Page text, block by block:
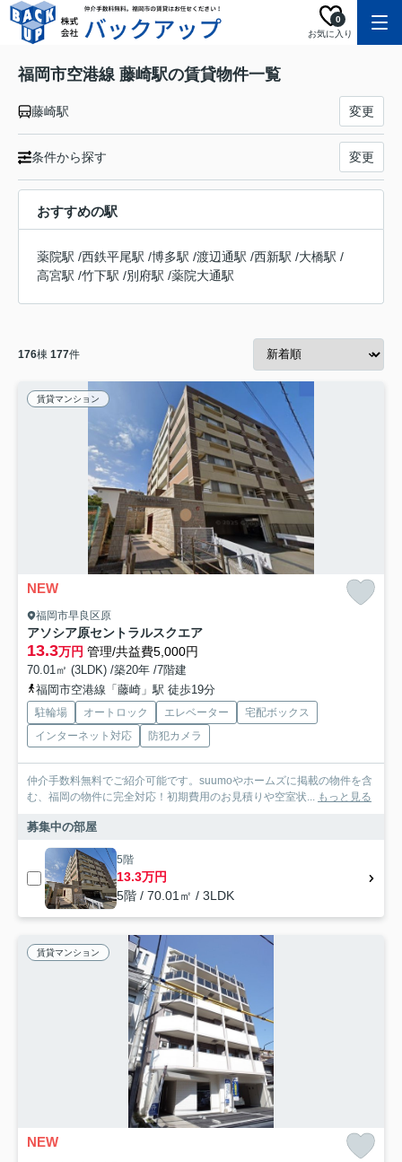
お気に入り
0
福岡市空港線 藤崎駅の賃貸物件一覧
藤崎駅 変更
条件から探す 変更
おすすめの駅
薬院駅 /西鉄平尾駅 /博多駅 /渡辺通駅 /西新駅 /大橋駅 /
高宮駅 /竹下駅 /別府駅 /薬院大通駅
176棟 177件
賃貸マンション
NEW
福岡市早良区原
アソシア原セントラルスクエア
13.3万円 管理/共益費5,000円
70.01㎡ (3LDK) /築20年 /7階建
福岡市空港線「藤崎」駅 徒歩19分
駐輪場 オートロック エレベーター
宅配ボックス
インターネット対応
防犯カメラ
仲介手数料無料でご紹介可能です。suumoやホームズに掲載の物件を含
む、福岡の物件に完全対応！初期費用のお見積りや空室状... もっと見る
募集中の部屋
5階
13.3万円
5階 / 70.01㎡ / 3LDK
賃貸マンション
NEW